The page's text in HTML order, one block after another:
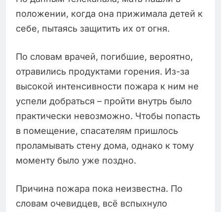
положении, когда она прижимала детей к
себе, пытаясь защитить их от огня.
По словам врачей, погибшие, вероятно,
отравились продуктами горения. Из-за
высокой интенсивности пожара к ним не
успели добраться – пройти внутрь было
практически невозможно. Чтобы попасть
в помещение, спасателям пришлось
проламывать стену дома, однако к тому
моменту было уже поздно.
Причина пожара пока неизвестна. По
словам очевидцев, всё вспыхнуло